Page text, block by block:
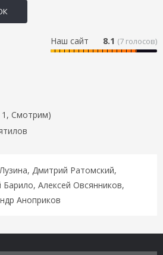
Наш сайт 8.1 (7 голосов)
1, Смотрим)
Дмитрий Ратомский,
Барило, Алексей Овсянников,
Аноприков